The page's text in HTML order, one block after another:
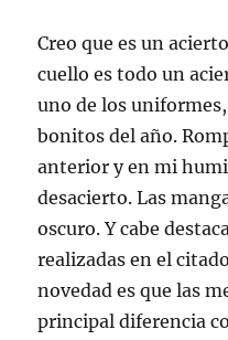
Creo que es un
cuello es todo un
uno de los
bonitos del año.
anterior y en mi
desacierto. Las
oscuro. Y cabe
realizadas en el
novedad es que las
principal diferencia